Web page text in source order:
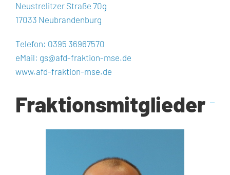
Neustrelitzer Straße 70g
17033 Neubrandenburg
Telefon: 0395 36967570
eMail: gs@afd-fraktion-mse.de
www.afd-fraktion-mse.de
Fraktionsmitglieder